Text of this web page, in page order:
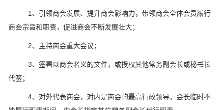
1、引领商会发展、提升商会影响力，带领商会全体会员履行
商会宗旨和职责，促进商会不断发展壮大；
2、主持商会重大会议；
3、签署以商会名义的文件，或授权其他常务副会长或秘书长
代签；
4、对外代表商会，对内是商会的最高行政领导。会长临时不